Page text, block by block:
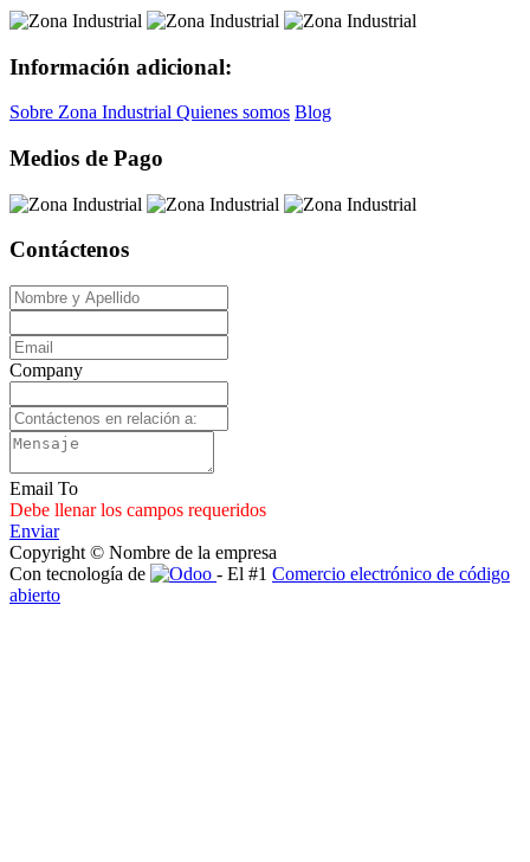
Información adicional:
Sobre Zona Industrial Quienes somos Blog
Medios de Pago
Contáctenos
Company
Email To
Debe llenar los campos requeridos
Enviar
Copyright © Nombre de la empresa
Con tecnología de
- El #1 Comercio electrónico de código
abierto